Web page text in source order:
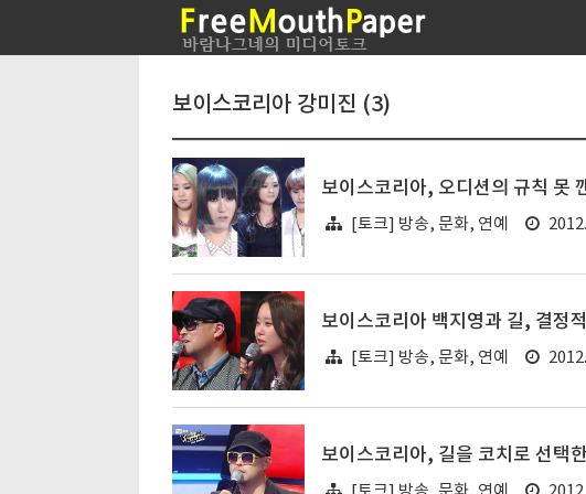
보이스코리아 강미진 (3)
보이스코리아, 오디션의 규칙 못
[토크] 방송, 문화, 연예
보이스코리아 백지영과 길, 결정
[토크] 방송, 문화, 연예
보이스코리아, 길을 코치로 선택